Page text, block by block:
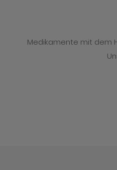
Medikamente mit dem